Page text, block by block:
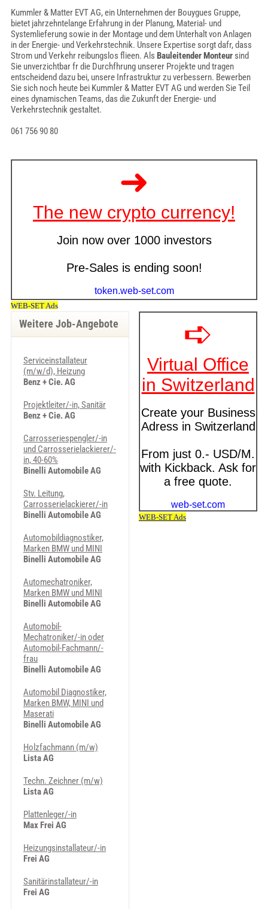
Kummler & Matter EVT AG, ein Unternehmen der Bouygues Gruppe,
bietet jahrzehntelange Erfahrung in der Planung, Material- und
Systemlieferung sowie in der Montage und dem Unterhalt von Anlagen
in der Energie- und Verkehrstechnik. Unsere Expertise sorgt dafr, dass
Strom und Verkehr reibungslos flieen. Als Bauleitender Monteursind
Sie unverzichtbar fr die Durchfhrung unserer Projekte und tragen
entscheidend dazu bei, unsere Infrastruktur zu verbessern. Bewerben
Sie sich noch heute bei Kummler & Matter EVT AG und werden Sie Teil
eines dynamischen Teams, das die Zukunft der Energie- und
Verkehrstechnik gestaltet.
061 756 90 80
Weitere Job-Angebote
Serviceinstallateur
(m/w/d), Heizung
Benz + Cie. AG
Projektleiter/-in, Sanitär
Benz + Cie. AG
Carrosseriespengler/-in
und Carrosserielackierer/-
in, 40-60%
Binelli Automobile AG
Stv. Leitung,
Carrosserielackierer/-in
Binelli Automobile AG
Automobildiagnostiker,
Marken BMW und MINI
Binelli Automobile AG
Automechatroniker,
Marken BMW und MINI
Binelli Automobile AG
Automobil-
Mechatroniker/-in oder
Automobil-Fachmann/-
frau
Binelli Automobile AG
Automobil Diagnostiker,
Marken BMW, MINI und
Maserati
Binelli Automobile AG
Holzfachmann (m/w)
Lista AG
Techn. Zeichner (m/w)
Lista AG
Plattenleger/-in
Max Frei AG
Heizungsinstallateur/-in
Frei AG
Sanitärinstallateur/-in
Frei AG